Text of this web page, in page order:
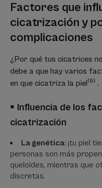
Factores que
cicatrización y
complicaciones
¿Por qué tus cicatrices
debe a que hay varios
en que cicatriza la piel(9) .
▪ Influencia de los
cicatrización
La genética: ¡tu piel
personas son más
queloides, mientras que
discretas.